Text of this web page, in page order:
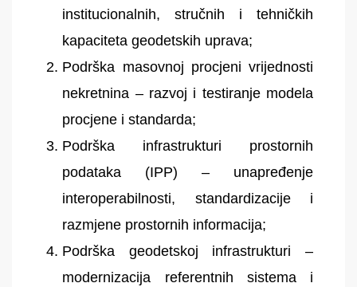
institucionalnih, stručnih i tehničkih
kapaciteta geodetskih uprava;
Podrška masovnoj procjeni vrijednosti
nekretnina – razvoj i testiranje modela
procjene i standarda;
Podrška infrastrukturi prostornih
podataka (IPP) – unapređenje
interoperabilnosti, standardizacije i
razmjene prostornih informacija;
Podrška geodetskoj infrastrukturi –
modernizacija referentnih sistema i